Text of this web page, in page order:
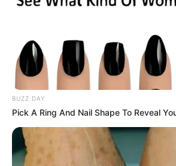
Alirio García / Sistema Integrado
Por: Sergio Cuervo
Junio 4, 2022
COMPARTIR
BUZZ DAY
Pick A Ring And Nail Shape To Reveal